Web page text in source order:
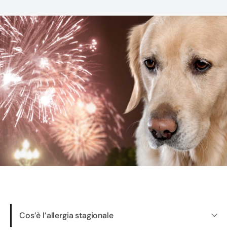
Cos’è l’allergia stagionale